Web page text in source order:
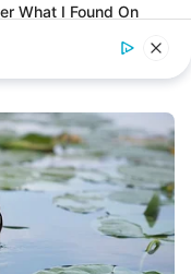
What I Found On